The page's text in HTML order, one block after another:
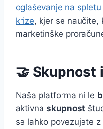
oglaševanje na
krize, kjer se naučite,
marketinške
🤝 Skupnost
Naša platforma ni le
aktivna skupnost
se lahko povezujete